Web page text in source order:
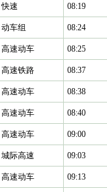
快速 08:19
动车组 08:24
高速动车 08:25
高速铁路 08:37
高速动车 08:38
高速动车 08:40
高速动车 09:00
城际高速 09:03
高速动车 09:13